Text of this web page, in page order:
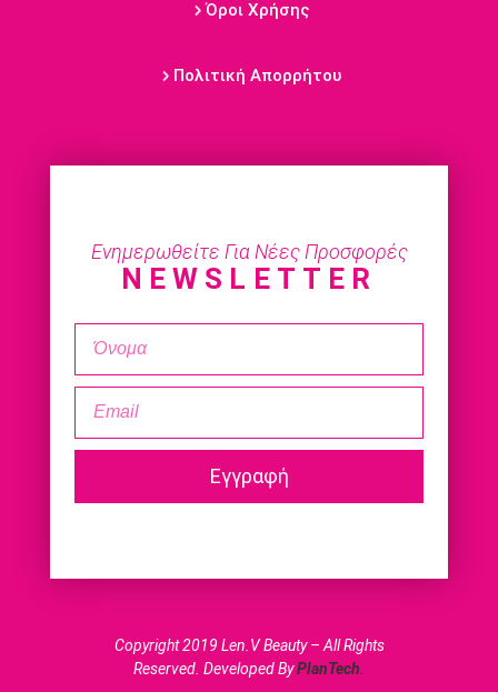
Όροι Χρήσης
Πολιτική Απορρήτου
Ενημερωθείτε Για Νέες Προσφορές
NEWSLETTER
Εγγραφή
Copyright 2019 Len.V Beauty – All Rights
Reserved. Developed ByPlanTech.